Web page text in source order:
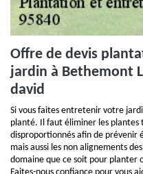
Offre de devis
jardin à Bethemont
david
Si vous faites entretenir votre
planté. Il faut éliminer les plantes
disproportionnés afin de prévenir
mais aussi les non alignements
domaine que ce soit pour planter